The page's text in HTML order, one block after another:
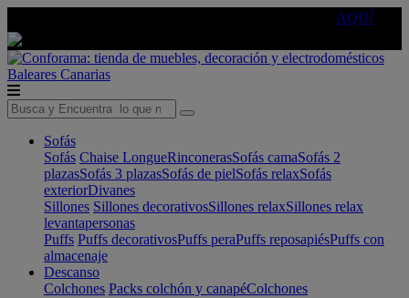
AQUÍ
Baleares Canarias
Sofás
Sofás Chaise LongueRinconerasSofás camaSofás 2
plazasSofás 3 plazasSofás de pielSofás relaxSofás
exteriorDivanes
Sillones Sillones decorativosSillones relaxSillones relax
levantapersonas
Puffs Puffs decorativosPuffs peraPuffs reposapiésPuffs con
almacenaje
Descanso
Colchones Packs colchón y canapéColchones